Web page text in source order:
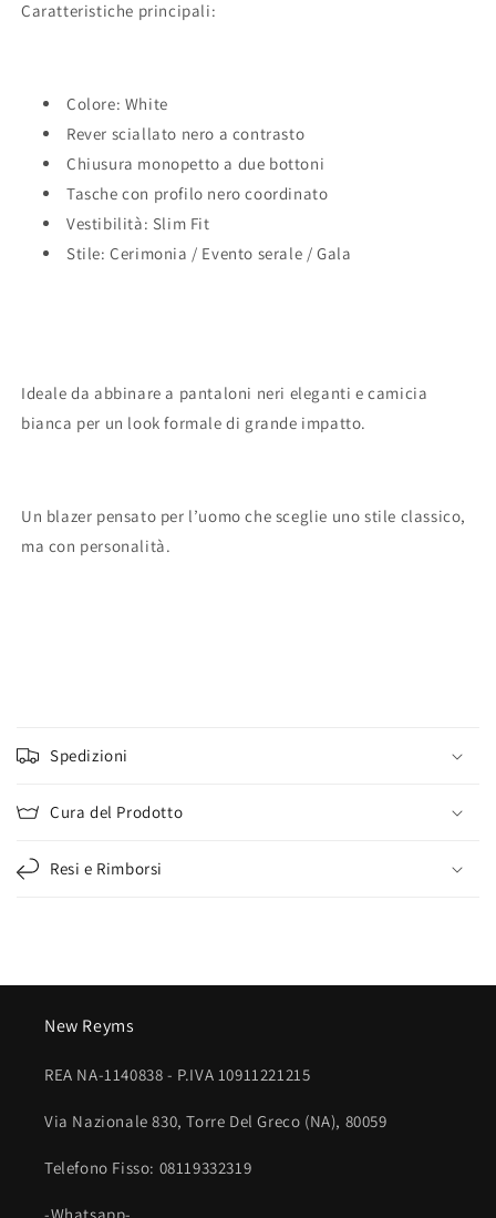
Caratteristiche principali:
Colore: White
Rever sciallato nero a contrasto
Chiusura monopetto a due bottoni
Tasche con profilo nero coordinato
Vestibilità: Slim Fit
Stile: Cerimonia / Evento serale / Gala
Ideale da abbinare a pantaloni neri eleganti e camicia
bianca per un look formale di grande impatto.
Un blazer pensato per l’uomo che sceglie uno stile classico,
ma con personalità.
o
n
t
e
u
Spedizioni
Cura del Prodotto
Resi e Rimborsi
New Reyms
REA NA-1140838 - P.IVA 10911221215
Via Nazionale 830, Torre Del Greco (NA), 80059
Telefono Fisso: 08119332319